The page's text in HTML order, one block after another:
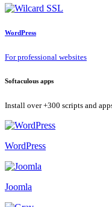
WordPress
For professional websites
Softaculous apps
Install over +300 scripts and
WordPress
Joomla